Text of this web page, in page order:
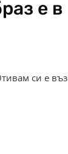
е в
си е